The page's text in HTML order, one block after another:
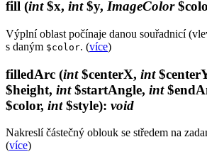
fill (int$x, int$y, ImageColor
Výplní oblast počínaje danou souřadnicí
s daným $color. (více)
filledArc (int$centerX, int
$height, int$startAngle, int
$color, int$style): void
Nakreslí částečný oblouk se středem na
(více)